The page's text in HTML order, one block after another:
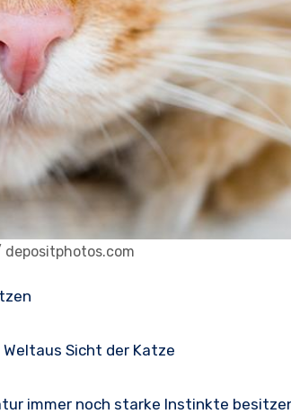
Sicht der Katze
immer noch starke Instinkte